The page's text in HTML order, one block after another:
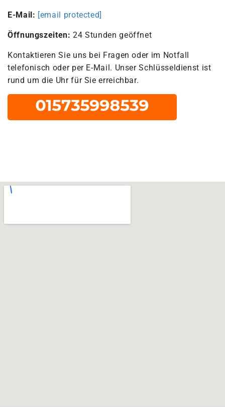
E-Mail: [email protected]
Öffnungszeiten: 24 Stunden geöffnet
Kontaktieren Sie uns bei Fragen oder im Notfall
telefonisch oder per E-Mail. Unser Schlüsseldienst ist
rund um die Uhr für Sie erreichbar.